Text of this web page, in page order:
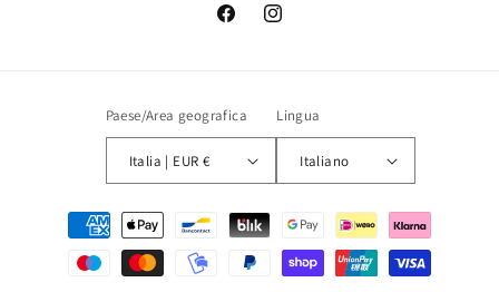
FacebookInstagram
Paese/Area geografica
Italia | EUR €
Lingua
Italiano
Metodi
pagamento